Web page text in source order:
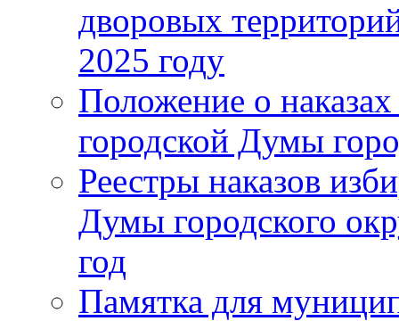
дворовых
2025 году
Положение о
городской Думы
Реестры наказов
Думы городского
год
Памятка для